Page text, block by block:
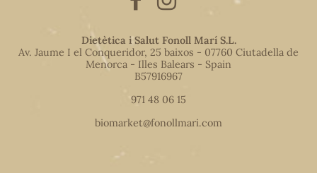
Dietètica i Salut Fonoll Marí S.L.
Av. Jaume I el Conqueridor, 25 baixos - 07760 Ciutadella de
Menorca - Illes Balears - Spain
B57916967
971 48 06 15
biomarket@fonollmari.com